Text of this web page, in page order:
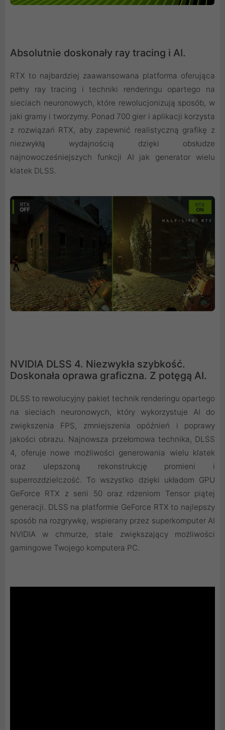
Absolutnie doskonały ray tracing i AI.
RTX to najbardziej zaawansowana platforma oferująca
pełny ray tracing i techniki renderingu opartego na
sieciach neuronowych, które rewolucjonizują sposób, w
jaki gramy i tworzymy. Ponad 700 gier i aplikacji korzysta
z rozwiązań RTX, aby zapewnić realistyczną grafikę z
niezwykłą wydajnością dzięki obsłudze
najnowocześniejszych funkcji AI jak generator wielu
klatek DLSS.
NVIDIA DLSS 4. Niezwykła szybkość.
Doskonała oprawa graficzna. Z potęgą AI.
DLSS to rewolucyjny pakiet technik renderingu opartego
na sieciach neuronowych, który wykorzystuje AI do
zwiększenia FPS, zmniejszenia opóźnień i poprawy
jakości obrazu. ‌Najnowsza przełomowa technika, DLSS
4, oferuje nowe możliwości generowania wielu klatek
oraz ulepszoną rekonstrukcję promieni i
superrozdzielczość. To wszystko dzięki układom GPU
GeForce RTX z serii 50 oraz rdzeniom Tensor piątej
generacji. DLSS na platformie GeForce RTX to najlepszy
sposób na rozgrywkę, wspierany przez superkomputer AI
NVIDIA w chmurze, stale zwiększający możliwości
gamingowe Twojego komputera PC.